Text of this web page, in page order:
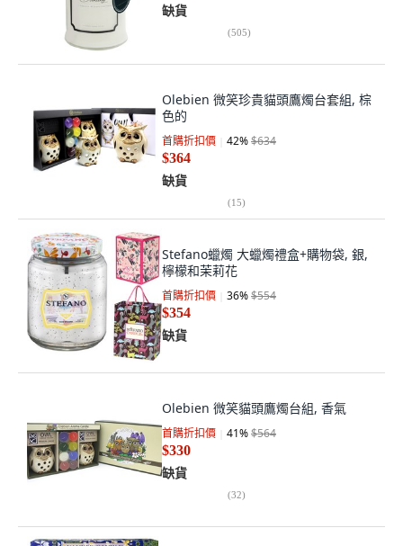
缺貨
(505)
Olebien 微笑珍貴貓頭鷹燭台套組, 棕
色的
首購折扣價 42%$634
$364
缺貨
(15)
Stefano蠟燭 大蠟燭禮盒+購物袋, 銀,
檸檬和茉莉花
首購折扣價 36%$554
$354
缺貨
Olebien 微笑貓頭鷹燭台組, 香氣
首購折扣價 41%$564
$330
缺貨
(32)